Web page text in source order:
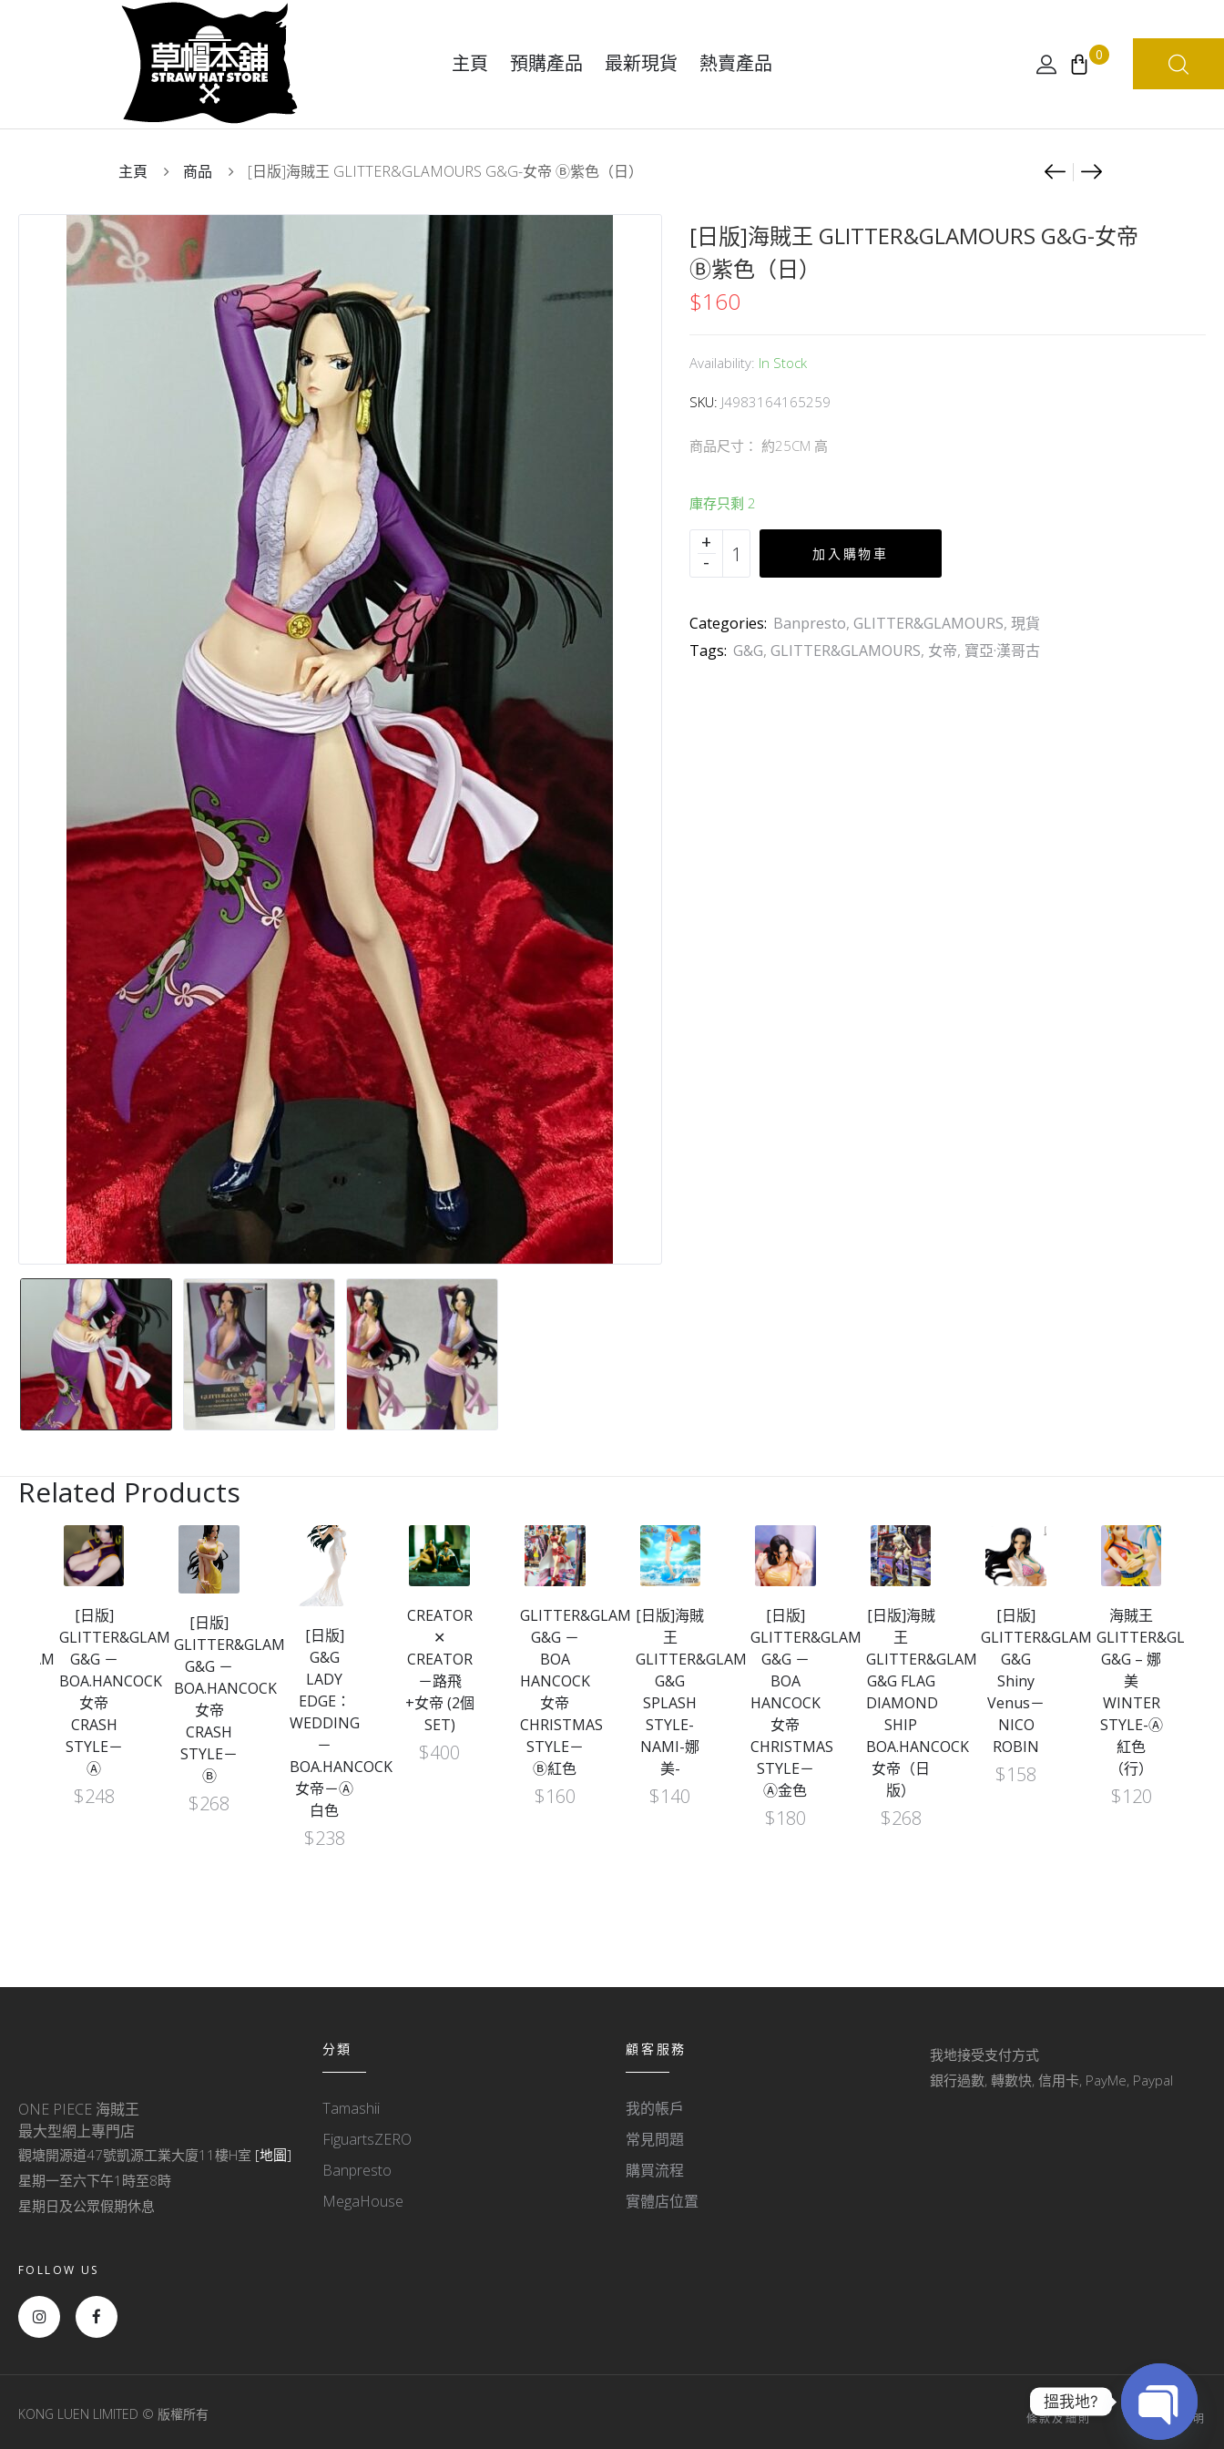
主頁 預購產品 最新現貨 熱賣產品 0
主頁 商品 [日版]海賊王 GLITTER&GLAMOURS G&G-女帝 Ⓑ紫色（日）
Product
[日
海
賊
[現
插
畫
[日版]海賊王 GLITTER&GLAMOURS G&G-女帝
Ⓑ紫色（日）
$160
Availability: In Stock
SKU: J4983164165259
商品尺寸： 約25CM 高
庫存只剩 2
加入購物車
Categories: Banpresto, GLITTER&GLAMOURS, 現貨
Tags: G&G, GLITTER&GLAMOURS, 女帝, 寶亞·漢哥古
Related Products
[日版]
GLITTER&GLAMOURS
G&G －
BOA.HANCOCK
女帝
CRASH
STYLE－
Ⓐ
$248
[日版]
GLITTER&GLAMOURS
G&G －
BOA.HANCOCK
女帝
CRASH
STYLE－
Ⓑ
$268
[日版]
G&G
LADY
EDGE：
WEDDING
－
BOA.HANCOCK
女帝－Ⓐ
白色
$238
CREATOR
✕
CREATOR
－路飛
+女帝 (2個
SET)
$400
GLITTER&GLAMOURS
G&G －
BOA
HANCOCK
女帝
CHRISTMAS
STYLE－
Ⓑ紅色
$160
[日版]海賊
王
GLITTER&GLAMOURS
G&G
SPLASH
STYLE-
NAMI-娜
美-
$140
[日版]
GLITTER&GLAMOURS
G&G －
BOA
HANCOCK
女帝
CHRISTMAS
STYLE－
Ⓐ金色
$180
[日版]海賊
王
GLITTER&GLAMOURS
G&G FLAG
DIAMOND
SHIP
BOA.HANCOCK
女帝（日
版）
$268
[日版]
GLITTER&GLAMOURS
G&G
Shiny
Venus－
NICO
ROBIN
$158
海賊王
G&G – 娜
美
WINTER
STYLE-Ⓐ
紅色
（行）
$120
ONE PIECE 海賊王
最大型網上專門店
觀塘開源道47號凱源工業大廈11樓H室 [地圖]
星期一至六下午1時至8時
星期日及公眾假期休息
FOLLOW US
分類
Tamashii
FiguartsZERO
Banpresto
MegaHouse
顧客服務
我的帳戶
常見問題
購買流程
實體店位置
我地接受支付方式
銀行過數, 轉數快, 信用卡, PayMe, Paypal
KONG LUEN LIMITED © 版權所有 條款及細則 私隱政策聲明
搵我地?